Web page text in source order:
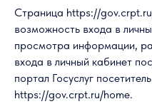
Страница https://
возможность входа в
просмотра информации,
входа в личный кабинет
портал Госуслуг
https://gov.crpt.ru/home.